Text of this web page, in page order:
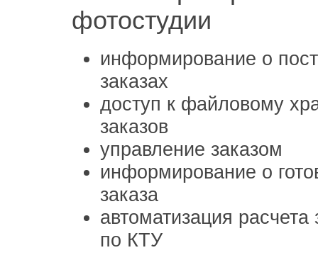
фотостудии
информирование о
заказах
доступ к файловому
заказов
управление заказом
информирование о
заказа
автоматизация расчета
по КТУ